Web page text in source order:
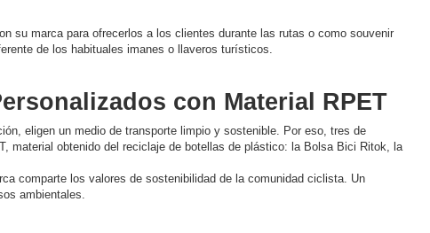
su marca para ofrecerlos a los clientes durante las rutas o como souvenir
de los habituales imanes o llaveros turísticos.
con Material RPET
eligen un medio de transporte limpio y sostenible. Por eso, tres de
material obtenido del reciclaje de botellas de plástico: la Bolsa Bici Ritok, la
comparte los valores de sostenibilidad de la comunidad ciclista. Un
ambientales.